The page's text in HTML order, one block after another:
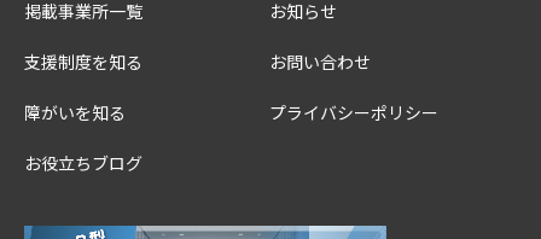
掲載事業所一覧
支援制度を知る
障がいを知る
お役立ちブログ
お知らせ
お問い合わせ
プライバシーポリシー